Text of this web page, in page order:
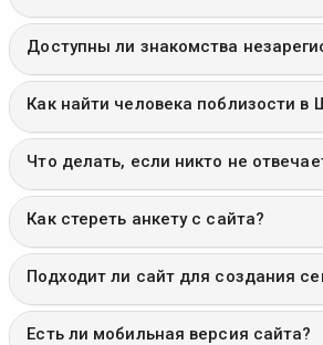
Доступны ли знакомства
Как найти человека поблизости в
Что делать, если никто не
Как стереть анкету с сайта?
Подходит ли сайт для создания
Есть ли мобильная версия сайта?